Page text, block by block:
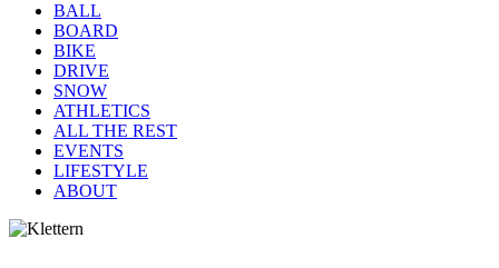
BALL
BOARD
BIKE
DRIVE
SNOW
ATHLETICS
ALL THE REST
EVENTS
LIFESTYLE
ABOUT